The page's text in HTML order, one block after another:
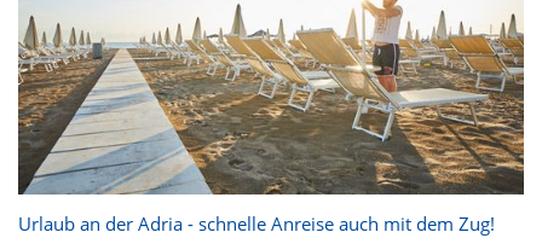
Urlaub an der Adria - schnelle Anreise auch mit dem Zug!